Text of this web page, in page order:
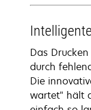
Das
durch
Die
wartet" hält